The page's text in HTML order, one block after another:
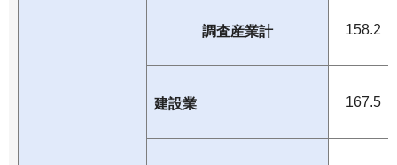
調査産業計 158.2
建設業 167.5